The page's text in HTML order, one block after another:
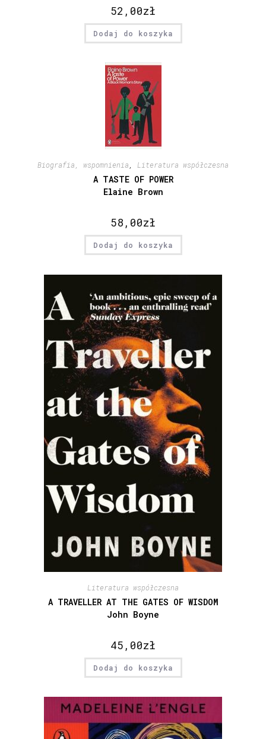
52,00zł
Dodaj do koszyka
Biografia, wspomnienia Literatura współczesna
A TASTE OF POWER
Elaine Brown
58,00zł
Dodaj do koszyka
Literatura współczesna
A TRAVELLER AT THE GATES OF WISDOM
John Boyne
45,00zł
Dodaj do koszyka